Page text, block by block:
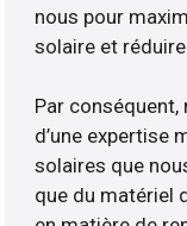
nous pour
solaire et
Par
d’une expertise
solaires que
que du matériel